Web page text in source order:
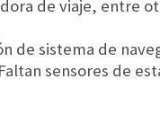
de viaje, entre
de sistema de
sensores de